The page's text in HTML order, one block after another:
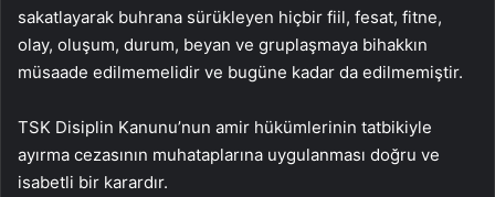
sakatlayarak buhrana sürükleyen hiçbir fiil, fesat, fitne,
olay, oluşum, durum, beyan ve gruplaşmaya bihakkın
müsaade edilmemelidir ve bugüne kadar da edilmemiştir.
TSK Disiplin Kanunu’nun amir hükümlerinin tatbikiyle
ayırma cezasının muhataplarına uygulanması doğru ve
isabetli bir karardır.